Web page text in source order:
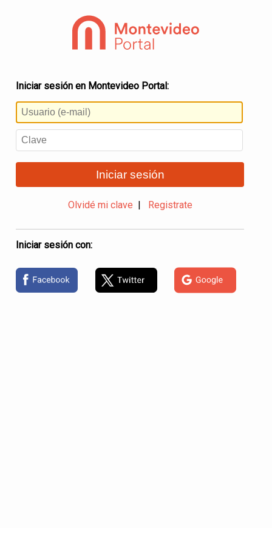
Iniciar sesión en Montevideo Portal:
Iniciar sesión
Olvidé mi clave Registrate
Iniciar sesión con: